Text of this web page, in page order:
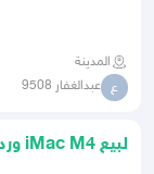
المدينة
ع عبدالغفار 9508